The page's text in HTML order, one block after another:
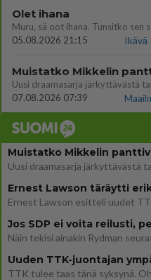
Olet ihana
05.08.2026 21:15
Ikävä
Muistatko Mikkelin
07.08.2026 07:39
Muistatko Mikkelin